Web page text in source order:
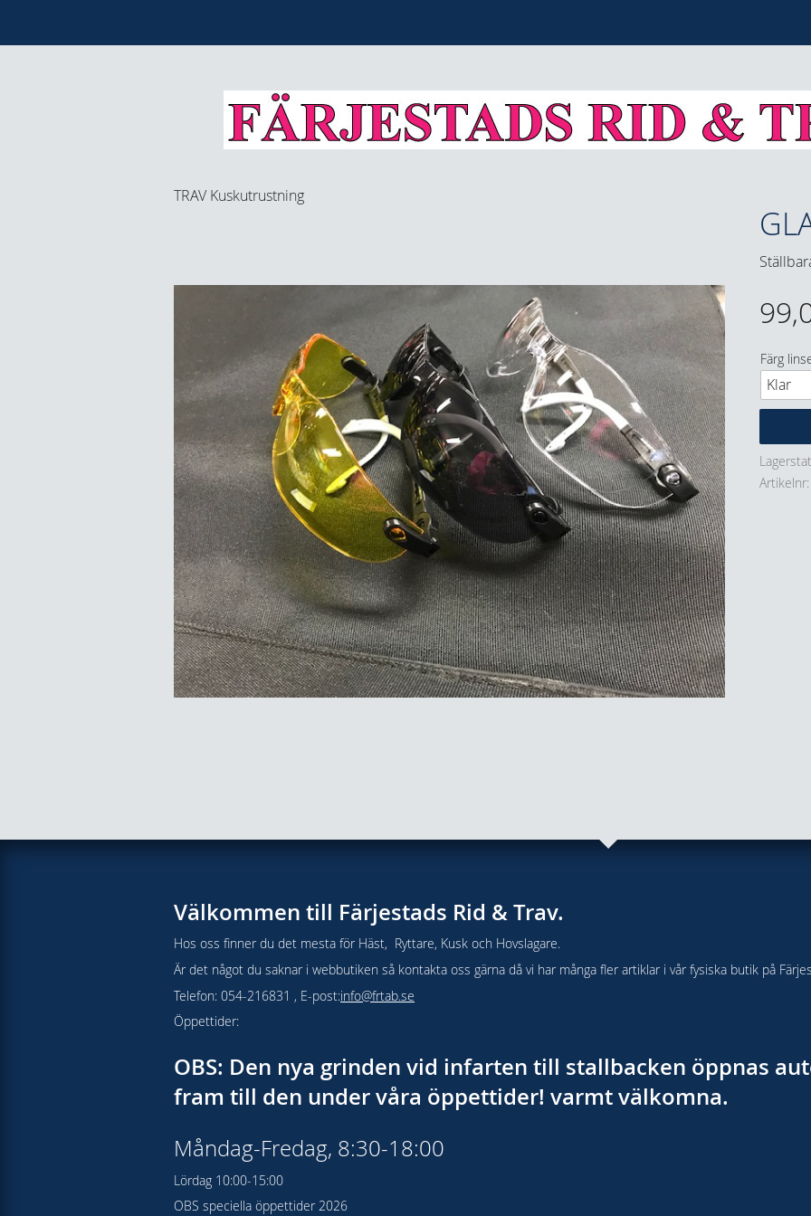
TRAV Kuskutrustning
Färg
Artikelnr
Välkommen till Färjestads Rid & Trav.
Hos oss finner du det mesta för Häst, Ryttare, Kusk och Hovslagare.
Är det något du saknar i webbutiken så kontakta oss gärna då vi har många fler artiklar i vår fysiska butik på
Telefon: 054-216831 , E-post:info@frtab.se
Öppettider:
OBS: Den nya grinden vid infarten till stallbacken öppnas
fram till den under våra öppettider! varmt välkomna.
Måndag-Fredag, 8:30-18:00
Lördag 10:00-15:00
OBS speciella öppettider 2026